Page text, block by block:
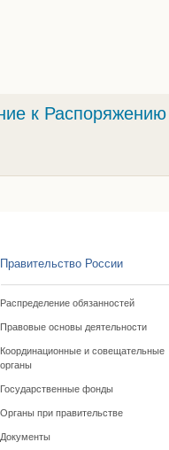
к
Правительство России
Распределение обязанностей
Правовые основы деятельности
Координационные и совещательные
органы
Государственные фонды
Органы при правительстве
Документы